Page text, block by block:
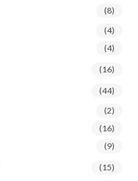
(8)
(4)
(4)
(16)
(44)
(2)
(16)
(9)
(15)